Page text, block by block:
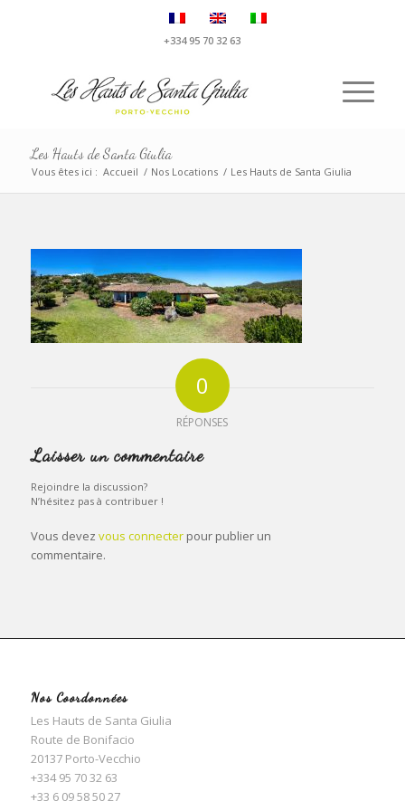
+334 95 70 32 63
Les Hauts de Santa Giulia
Vous êtes ici : Accueil / Nos Locations / Les Hauts de Santa Giulia
0
RÉPONSES
Laisser un commentaire
Rejoindre la discussion?
N’hésitez pas à contribuer !
Vous devez vous connecterpour publier un
commentaire.
Nos Coordonnées
Les Hauts de Santa Giulia
Route de Bonifacio
20137 Porto-Vecchio
+334 95 70 32 63
+33 6 09 58 50 27